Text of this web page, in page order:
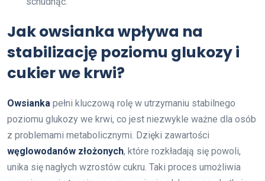
Jak owsianka wpływa na
stabilizację poziomu glukozy i
cukier we krwi?
Owsianka pełni kluczową rolę w utrzymaniu stabilnego
poziomu glukozy we krwi, co jest niezwykle ważne dla osób
z problemami metabolicznymi. Dzięki zawartości
węglowodanów złożonych, które rozkładają się powoli,
unika się nagłych wzrostów cukru. Taki proces umożliwia